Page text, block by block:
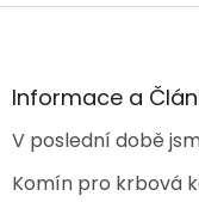
Z
aInformace a
V poslední době
Komín pro krbová